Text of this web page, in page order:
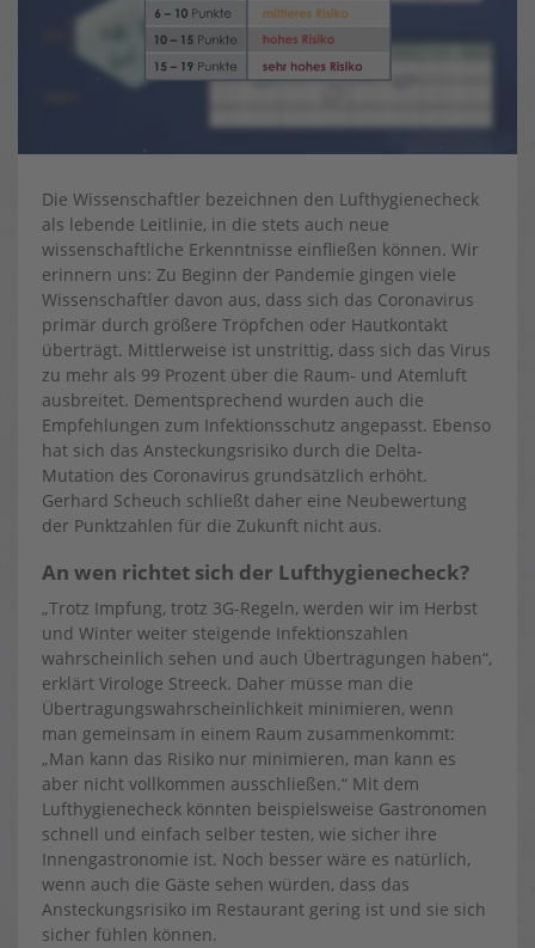
Die Wissenschaftler bezeichnen den Lufthygienecheck
als lebende Leitlinie, in die stets auch neue
wissenschaftliche Erkenntnisse einfließen können. Wir
erinnern uns: Zu Beginn der Pandemie gingen viele
Wissenschaftler davon aus, dass sich das Coronavirus
primär durch größere Tröpfchen oder Hautkontakt
überträgt. Mittlerweise ist unstrittig, dass sich das Virus
zu mehr als 99 Prozent über die Raum- und Atemluft
ausbreitet. Dementsprechend wurden auch die
Empfehlungen zum Infektionsschutz angepasst. Ebenso
hat sich das Ansteckungsrisiko durch die Delta-
Mutation des Coronavirus grundsätzlich erhöht.
Gerhard Scheuch schließt daher eine Neubewertung
der Punktzahlen für die Zukunft nicht aus.
An wen richtet sich der Lufthygienecheck?
„Trotz Impfung, trotz 3G-Regeln, werden wir im Herbst
und Winter weiter steigende Infektionszahlen
wahrscheinlich sehen und auch Übertragungen haben“,
erklärt Virologe Streeck. Daher müsse man die
Übertragungswahrscheinlichkeit minimieren, wenn
man gemeinsam in einem Raum zusammenkommt:
„Man kann das Risiko nur minimieren, man kann es
aber nicht vollkommen ausschließen.“ Mit dem
Lufthygienecheck könnten beispielsweise Gastronomen
schnell und einfach selber testen, wie sicher ihre
Innengastronomie ist. Noch besser wäre es natürlich,
wenn auch die Gäste sehen würden, dass das
Ansteckungsrisiko im Restaurant gering ist und sie sich
sicher fühlen können.